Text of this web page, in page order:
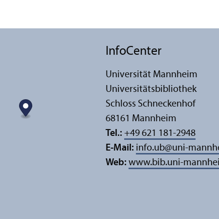
InfoCenter
Universität Mannheim
Universitäts­bibliothek
Schloss Schneckenhof
68161 Mannheim
Tel.: +49 621 181-2948
E-Mail: info.ub@uni-
Web: www.bib.uni-